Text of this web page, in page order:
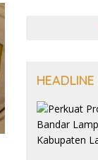
HEADLINE